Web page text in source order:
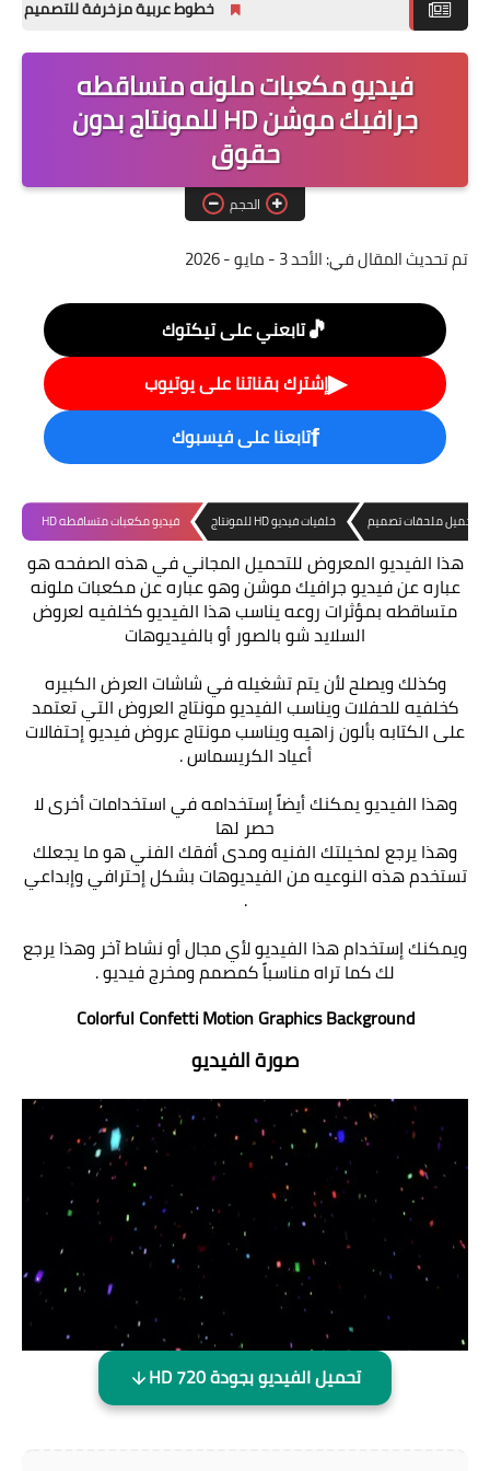
خطوط التصميم
تصاميم فوتوشوب
PSD جاهزه
خطوط عربية مزخرفة للتصميم
فيديو مكعبات ملونه متساقطه
جرافيك موشن HD للمونتاج بدون
حقوق
الحجم
تم تحديث المقال في:الأحد 3 - مايو - 2026
🎵تابعني على تيكتوك
▶إشترك بقناتنا على يوتيوب
fتابعنا على فيسبوك
تحميل ملحقات تصميم خلفيات فيديو HD للمونتاج فيديو مكعبات متساقطه HD
هذا الفيديو المعروض للتحميل المجاني في هذه الصفحه هو
عباره عن فيديو جرافيك موشن وهو عباره عن مكعبات ملونه
متساقطه بمؤثرات روعه يناسب هذا الفيديو كخلفيه لعروض
السلايد شو بالصور أو بالفيديوهات
وكذلك ويصلح لأن يتم تشغيله في شاشات العرض الكبيره
كخلفيه للحفلات ويناسب الفيديو مونتاج العروض التي تعتمد
على الكتابه بألون زاهيه ويناسب مونتاج عروض فيديو إحتفالات
أعياد الكريسماس .
وهذا الفيديو يمكنك أيضاً إستخدامه في استخدامات أخرى لا
حصر لها
وهذا يرجع لمخيلتك الفنيه ومدى أفقك الفني هو ما يجعلك
تستخدم هذه النوعيه من الفيديوهات بشكل إحترافي وإبداعي
.
ويمكنك إستخدام هذا الفيديو لأي مجال أو نشاط آخر وهذا يرجع
لك كما تراه مناسباً كمصمم ومخرج فيديو .
Colorful Confetti Motion Graphics Background
صورة الفيديو
تحميل الفيديو بجودة HD 720